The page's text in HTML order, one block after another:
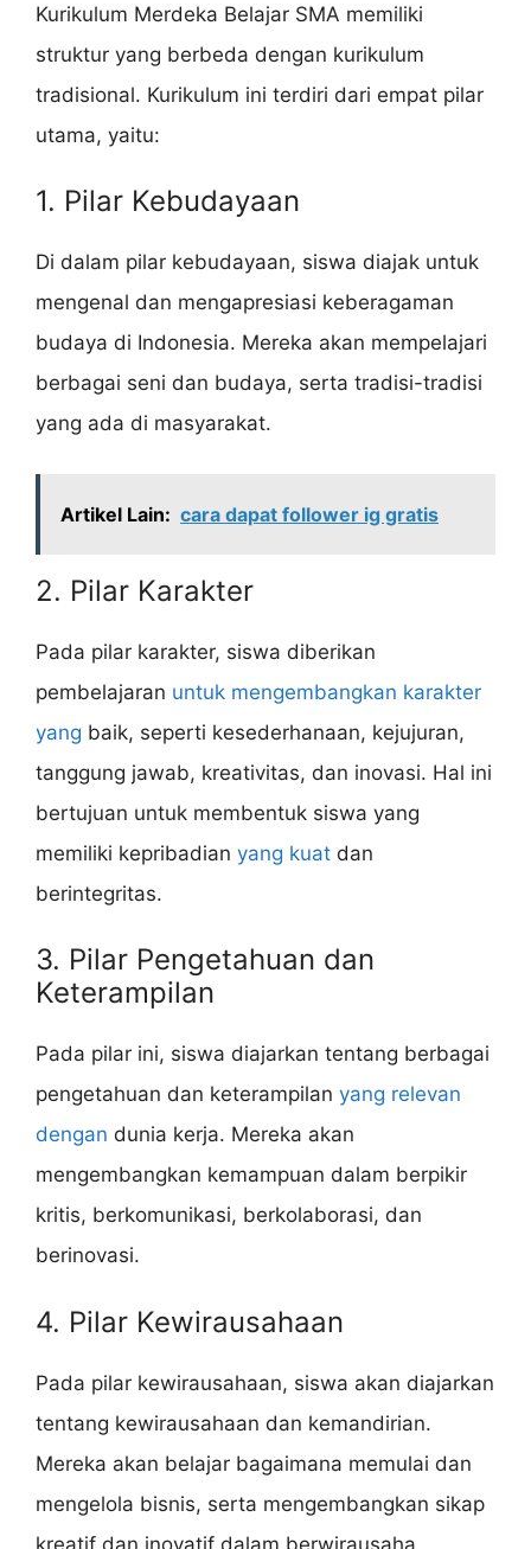
Kurikulum Merdeka Belajar SMA memiliki
struktur yang berbeda dengan kurikulum
tradisional. Kurikulum ini terdiri dari empat pilar
utama, yaitu:
1. Pilar Kebudayaan
Di dalam pilar kebudayaan, siswa diajak untuk
mengenal dan mengapresiasi keberagaman
budaya di Indonesia. Mereka akan mempelajari
berbagai seni dan budaya, serta tradisi-tradisi
yang ada di masyarakat.
Artikel Lain: cara dapat follower ig gratis
2. Pilar Karakter
Pada pilar karakter, siswa diberikan
pembelajaran untuk mengembangkan karakter
yang baik, seperti kesederhanaan, kejujuran,
tanggung jawab, kreativitas, dan inovasi. Hal ini
bertujuan untuk membentuk siswa yang
memiliki kepribadian yang kuat dan
berintegritas.
3. Pilar Pengetahuan dan
Keterampilan
Pada pilar ini, siswa diajarkan tentang berbagai
pengetahuan dan keterampilan yang relevan
dengan dunia kerja. Mereka akan
mengembangkan kemampuan dalam berpikir
kritis, berkomunikasi, berkolaborasi, dan
berinovasi.
4. Pilar Kewirausahaan
Pada pilar kewirausahaan, siswa akan diajarkan
tentang kewirausahaan dan kemandirian.
Mereka akan belajar bagaimana memulai dan
mengelola bisnis, serta mengembangkan sikap
kreatif dan inovatif dalam berwirausaha.